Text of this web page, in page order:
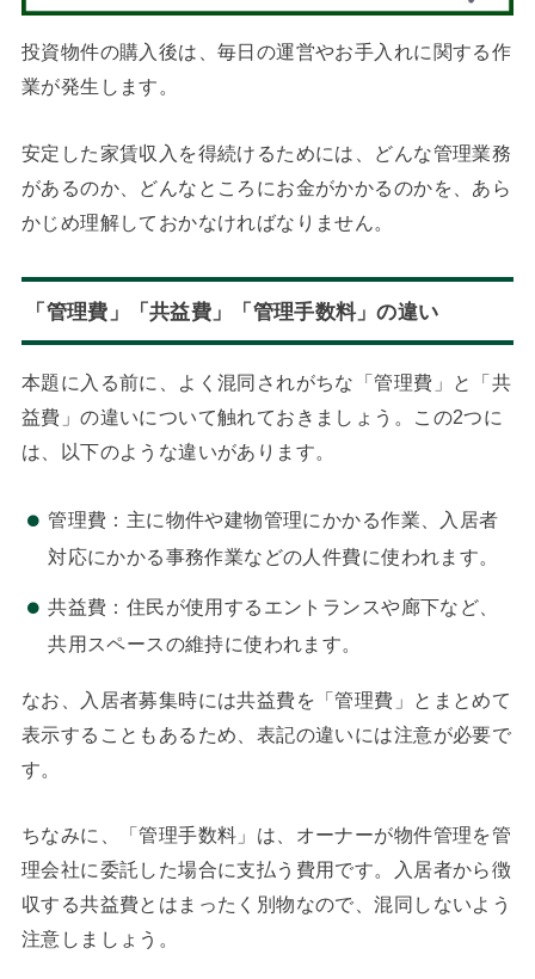
投資物件の購入後は、毎日の運営やお手入れに関する作
業が発生します。
安定した家賃収入を得続けるためには、どんな管理業務
があるのか、どんなところにお金がかかるのかを、あら
かじめ理解しておかなければなりません。
「管理費」「共益費」「管理手数料」の違い
本題に入る前に、よく混同されがちな「管理費」と「共
益費」の違いについて触れておきましょう。この2つに
は、以下のような違いがあります。
管理費：主に物件や建物管理にかかる作業、入居者
対応にかかる事務作業などの人件費に使われます。
共益費：住民が使用するエントランスや廊下など、
共用スペースの維持に使われます。
なお、入居者募集時には共益費を「管理費」とまとめて
表示することもあるため、表記の違いには注意が必要で
す。
ちなみに、「管理手数料」は、オーナーが物件管理を管
理会社に委託した場合に支払う費用です。入居者から徴
収する共益費とはまったく別物なので、混同しないよう
注意しましょう。